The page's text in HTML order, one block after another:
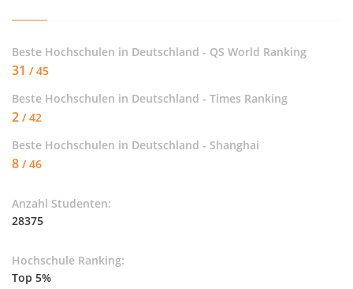
Beste Hochschulen in Deutschland - QS World Ranking
31 / 45
Beste Hochschulen in Deutschland - Times Ranking
2 / 42
Beste Hochschulen in Deutschland - Shanghai
8 / 46
Anzahl Studenten:
28375
Hochschule Ranking:
Top 5%